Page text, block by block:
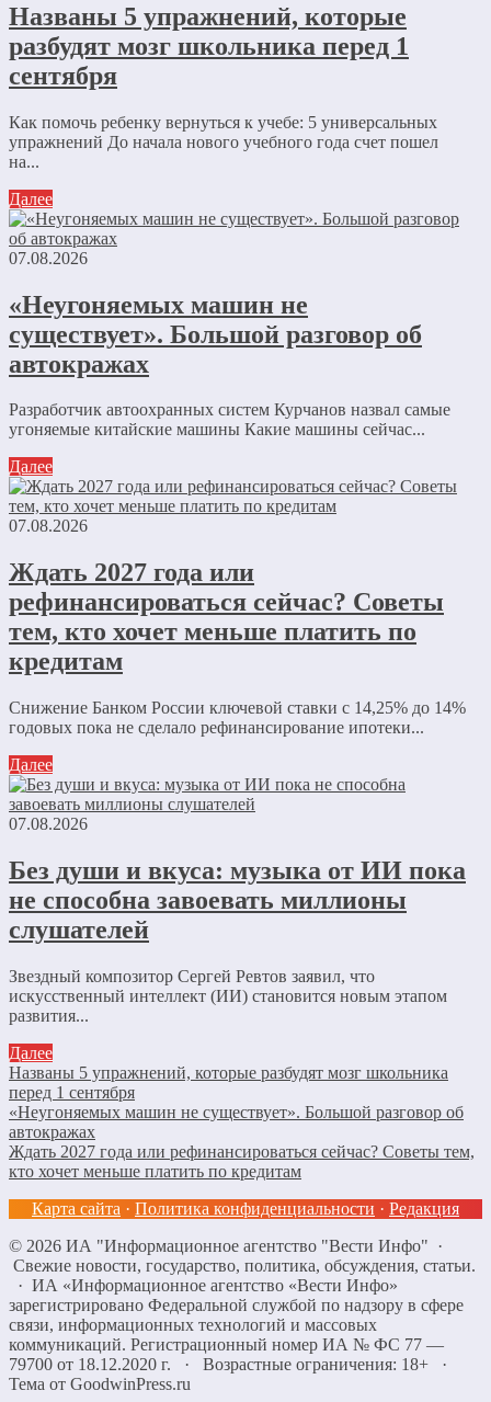
Названы 5 упражнений, которые
разбудят мозг школьника перед 1
сентября
Как помочь ребенку вернуться к учебе: 5 универсальных
упражнений До начала нового учебного года счет пошел
на...
Далее
07.08.2026
«Неугоняемых машин не
существует». Большой разговор об
автокражах
Разработчик автоохранных систем Курчанов назвал самые
угоняемые китайские машины Какие машины сейчас...
Далее
07.08.2026
Ждать 2027 года или
рефинансироваться сейчас? Советы
тем, кто хочет меньше платить по
кредитам
Снижение Банком России ключевой ставки с 14,25% до 14%
годовых пока не сделало рефинансирование ипотеки...
Далее
07.08.2026
Без души и вкуса: музыка от ИИ пока
не способна завоевать миллионы
слушателей
Звездный композитор Сергей Ревтов заявил, что
искусственный интеллект (ИИ) становится новым этапом
развития...
Далее
Названы 5 упражнений, которые разбудят мозг школьника
перед 1 сентября
«Неугоняемых машин не существует». Большой разговор об
автокражах
Ждать 2027 года или рефинансироваться сейчас? Советы тем,
кто хочет меньше платить по кредитам
Карта сайта · Политика конфиденциальности · Редакция
© 2026 ИА "Информационное агентство "Вести Инфо" ·
Свежие новости, государство, политика, обсуждения, статьи.
· ИА «Информационное агентство «Вести Инфо»
зарегистрировано Федеральной службой по надзору в сфере
связи, информационных технологий и массовых
коммуникаций. Регистрационный номер ИА № ФС 77 —
79700 от 18.12.2020 г. · Возрастные ограничения: 18+
·
Тема от GoodwinPress.ru